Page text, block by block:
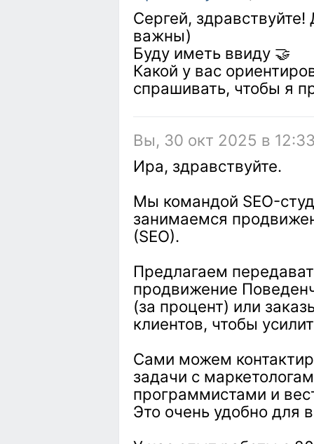
Сергей,
важны)
Буду иметь ввиду 🤝
Какой у вас
спрашивать, чтобы я
Вы, 30 окт 2025 в
Ира, здравствуйте.
Мы командой SEO-
занимаемся
(SEO).
Предлагаем
продвижение
(за процент) или
клиентов, чтобы
Сами можем
задачи с
программистами и
Это очень удобно для